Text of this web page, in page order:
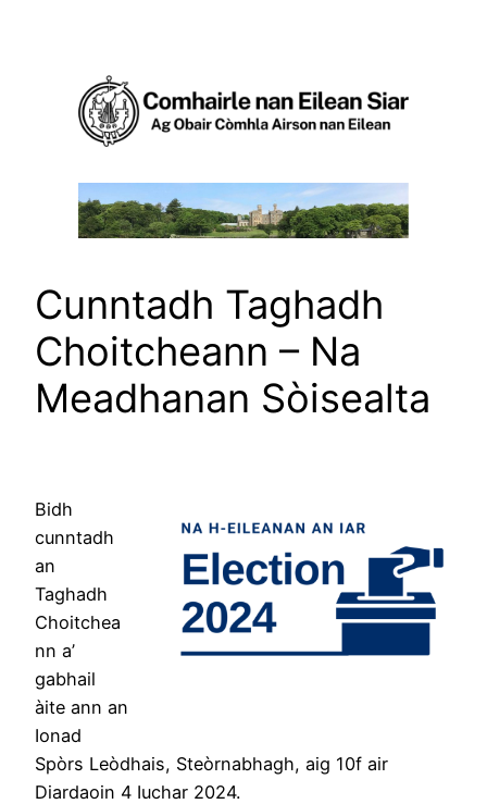
Cunntadh Taghadh
Choitcheann – Na
Meadhanan Sòisealta
Bidh
cunntadh
an
Taghadh
Choitchea
nn a’
gabhail
àite ann an
Ionad
Spòrs Leòdhais, Steòrnabhagh, aig 10f air
Diardaoin 4 Iuchar 2024.